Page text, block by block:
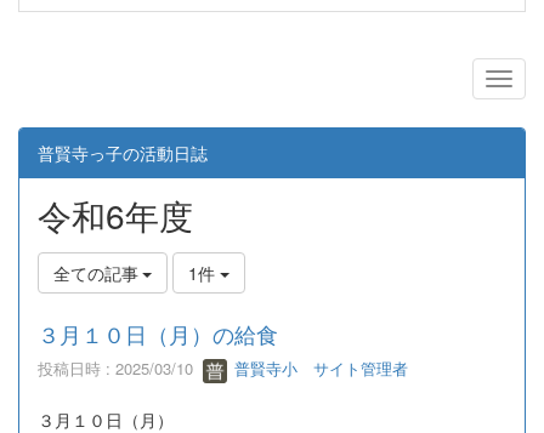
普賢寺っ子の活動日誌
令和6年度
全ての記事 1件
３月１０日（月）の給食
投稿日時 : 2025/03/10 普賢寺小 サイト管理者
３月１０日（月）